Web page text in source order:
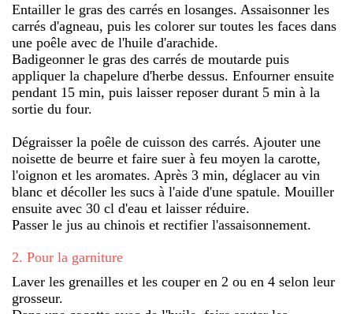
Entailler le gras des carrés en losanges. Assaisonner les
carrés d'agneau, puis les colorer sur toutes les faces dans
une poêle avec de l'huile d'arachide.
Badigeonner le gras des carrés de moutarde puis
appliquer la chapelure d'herbe dessus. Enfourner ensuite
pendant 15 min, puis laisser reposer durant 5 min à la
sortie du four.
Dégraisser la poêle de cuisson des carrés. Ajouter une
noisette de beurre et faire suer à feu moyen la carotte,
l'oignon et les aromates. Après 3 min, déglacer au vin
blanc et décoller les sucs à l'aide d'une spatule. Mouiller
ensuite avec 30 cl d'eau et laisser réduire.
Passer le jus au chinois et rectifier l'assaisonnement.
2. Pour la garniture
Laver les grenailles et les couper en 2 ou en 4 selon leur
grosseur.